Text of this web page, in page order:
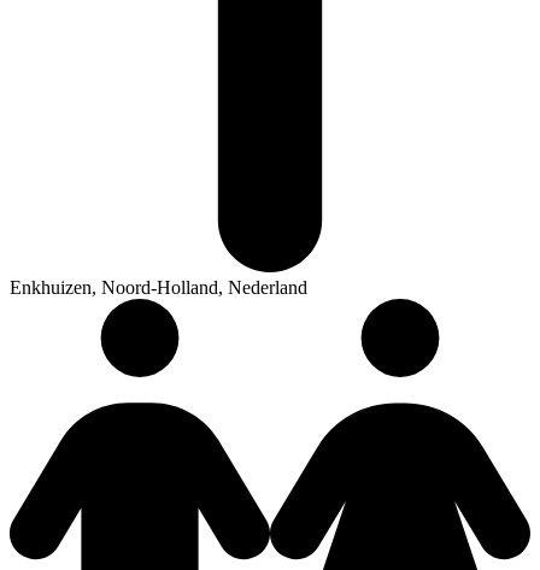
Enkhuizen, Noord-Holland, Nederland